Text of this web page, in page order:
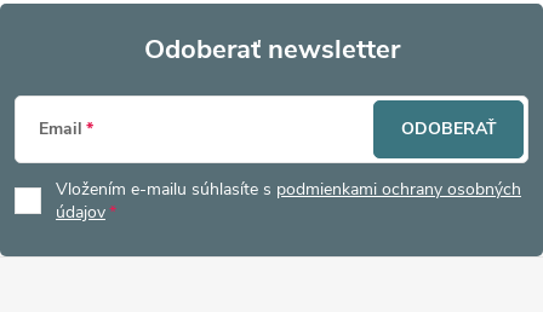
Z
á
p
Odoberať newsletter
Email
Vložením e-mailu súhlasíte s podmienkami ochrany osobných
údajov
ODOBERAŤ